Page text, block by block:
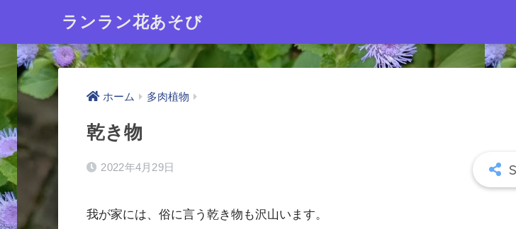
ランラン花あそび
ホーム 多肉植物
乾き物
2022年4月29日
我が家には、俗に言う乾き物も沢山います。